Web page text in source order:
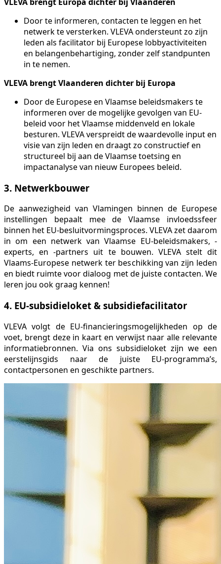
Door te informeren, contacten te leggen en het
netwerk te versterken. VLEVA ondersteunt zo zijn
leden als facilitator bij Europese lobbyactiviteiten
en belangenbehartiging, zonder zelf standpunten
in te nemen.
VLEVA brengt Vlaanderen dichter bij Europa
Door de Europese en Vlaamse beleidsmakers te
informeren over de mogelijke gevolgen van EU-
beleid voor het Vlaamse middenveld en lokale
besturen. VLEVA verspreidt de waardevolle input en
visie van zijn leden en draagt zo constructief en
structureel bij aan de Vlaamse toetsing en
impactanalyse van nieuw Europees beleid.
3. Netwerkbouwer
De aanwezigheid van Vlamingen binnen de Europese
instellingen bepaalt mee de Vlaamse invloedssfeer
binnen het EU-besluitvormingsproces. VLEVA zet daarom
in om een netwerk van Vlaamse EU-beleidsmakers, -
experts, en -partners uit te bouwen. VLEVA stelt dit
Vlaams-Europese netwerk ter beschikking van zijn leden
en biedt ruimte voor dialoog met de juiste contacten. We
leren jou ook graag kennen!
4. EU-subsidieloket & subsidiefacilitator
VLEVA volgt de EU-financieringsmogelijkheden op de
voet, brengt deze in kaart en verwijst naar alle relevante
informatiebronnen. Via ons subsidieloket zijn we een
eerstelijnsgids naar de juiste EU-programma’s,
contactpersonen en geschikte partners.